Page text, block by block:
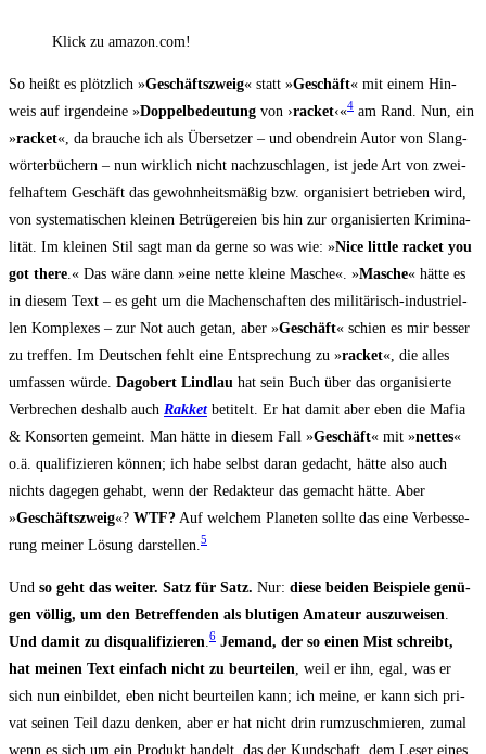
Klick zu amazon.com!
So heißt es plötz­lich »Geschäfts­zweig« statt »Geschäft« mit einem Hin­
weis auf irgend­ei­ne »Dop­pel­be­deu­tung von ›racket‹«4 am Rand. Nun, ein
»racket«, da brau­che ich als Über­set­zer – und oben­drein Autor von Slang­
wör­ter­bü­chern – nun wirk­lich nicht nach­zu­schla­gen, ist jede Art von zwei­
fel­haf­tem Geschäft das gewohn­heits­mä­ßig bzw. orga­ni­siert betrie­ben wird,
von sys­te­ma­ti­schen klei­nen Betrü­ge­rei­en bis hin zur orga­ni­sier­ten Kri­mi­na­
li­tät. Im klei­nen Stil sagt man da ger­ne so was wie: »Nice litt­le racket you
got the­re .« Das wäre dann »eine net­te klei­ne Masche«. »Masche« hät­te es
in die­sem Text – es geht um die Machen­schaf­ten des mili­tä­risch-indus­tri­el­
len Kom­ple­xes – zur Not auch getan, aber »Geschäft« schien es mir bes­ser
zu tref­fen. Im Deut­schen fehlt eine Ent­spre­chung zu »racket«, die alles
umfas­sen wür­de. Dago­bert Lind­lau hat sein Buch über das orga­ni­sier­te
Ver­bre­chen des­halb auch Rak­ketbeti­telt. Er hat damit aber eben die Mafia
& Kon­sor­ten gemeint. Man hät­te in die­sem Fall »Geschäft« mit »net­tes«
o.ä. qua­li­fi­zie­ren kön­nen; ich habe selbst dar­an gedacht, hät­te also auch
nichts dage­gen gehabt, wenn der Redak­teur das gemacht hät­te. Aber
»Geschäfts­zweig«? WTF? Auf wel­chem Pla­ne­ten soll­te das eine Ver­bes­se­
rung mei­ner Lösung dar­stel­len. 5
Und so geht das wei­ter. Satz für Satz. Nur: die­se bei­den Bei­spie­le genü­
gen völ­lig, um den Betref­fen­den als blu­ti­gen Ama­teur aus­zu­wei­sen
Und damit zu dis­qua­li­fi­zie­ren 6 Jemand, der so einen Mist schreibt,
hat mei­nen Text ein­fach nicht zu beur­tei­len , weil er ihn, egal, was er
sich nun ein­bil­det, eben nicht beur­tei­len kann; ich mei­ne, er kann sich pri­
vat sei­nen Teil dazu den­ken, aber er hat nicht drin rum­zu­schmie­ren, zumal
wenn es sich um ein Pro­dukt han­delt, das der Kund­schaft, dem Leser eines